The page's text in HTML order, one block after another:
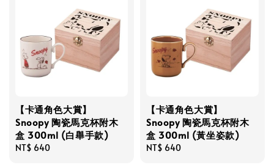
【卡通角色大賞】
Snoopy 陶瓷馬克杯附木
盒 300ml (白舉手款)
Regular
NT$ 640
【卡通角色大賞】
Snoopy 陶瓷馬克杯附木
盒 300ml (黃坐姿款)
Regular
NT$ 640